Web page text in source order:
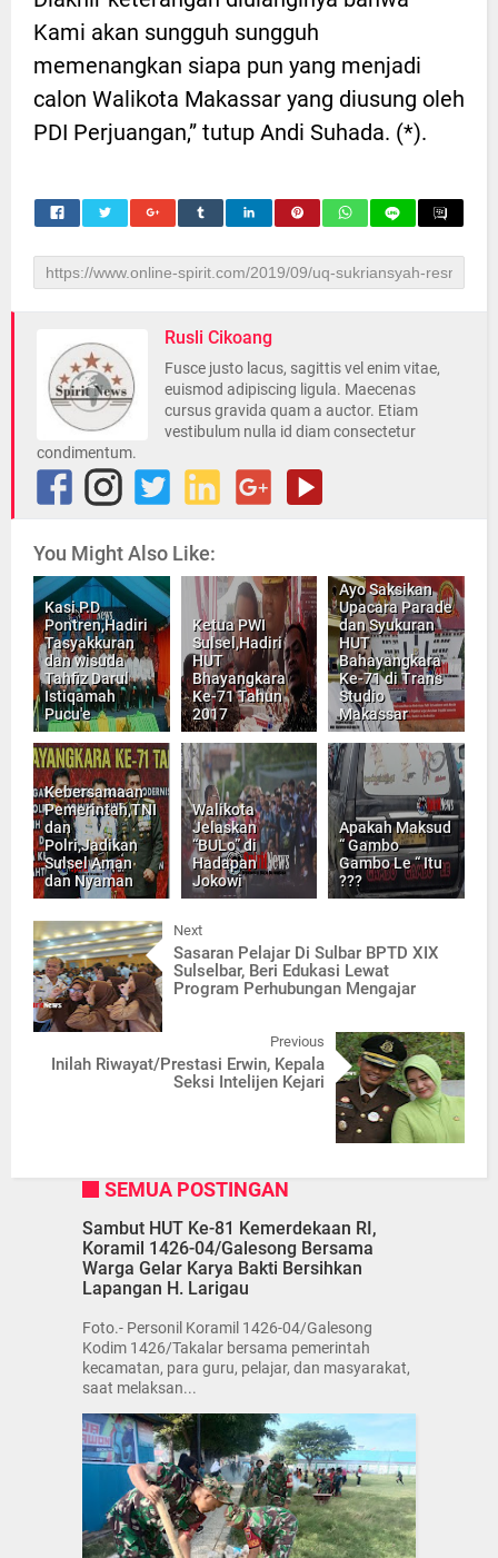
Kami akan sungguh sungguh
memenangkan siapa pun yang menjadi
calon Walikota Makassar yang diusung oleh
PDI Perjuangan,” tutup Andi Suhada. (*).
Rusli Cikoang
Fusce justo lacus, sagittis vel enim vitae,
euismod adipiscing ligula. Maecenas
cursus gravida quam a auctor. Etiam
vestibulum nulla id diam consectetur
condimentum.
You Might Also Like:
Kasi P.D
Pontren,Hadiri
Tasyakkuran
dan wisuda
Tahfiz Darul
Istiqamah
Pucu'e
Ketua PWI
Sulsel,Hadiri
HUT
Bhayangkara
Ke-71 Tahun
2017
Ayo Saksikan
Upacara Parade
dan Syukuran
HUT
Bahayangkara
Ke-71 di Trans
Studio
Makassar
Kebersamaan
Pemerintah,TNI
dan
Polri,Jadikan
Sulsel Aman
dan Nyaman
Walikota
Jelaskan
“BULo” di
Hadapan
Jokowi
Apakah Maksud
“ Gambo
Gambo Le “ Itu
???
Next
Sasaran Pelajar Di Sulbar BPTD XIX
Sulselbar, Beri Edukasi Lewat
Program Perhubungan Mengajar
Previous
Inilah Riwayat/Prestasi Erwin, Kepala
Seksi Intelijen Kejari
SEMUA POSTINGAN
Sambut HUT Ke-81 Kemerdekaan RI,
Koramil 1426-04/Galesong Bersama
Warga Gelar Karya Bakti Bersihkan
Lapangan H. Larigau
Foto.- Personil Koramil 1426-04/Galesong
Kodim 1426/Takalar bersama pemerintah
kecamatan, para guru, pelajar, dan masyarakat,
saat melaksan...